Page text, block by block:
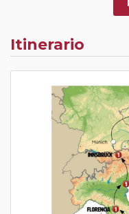
Itinerario